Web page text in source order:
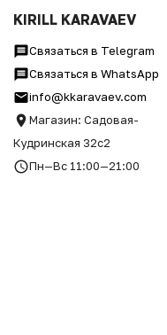
KIRILL KARAVAEV
Связаться в Telegram
Связаться в WhatsApp
info@kkaravaev.com
Магазин: Садовая-
Кудринская 32с2
Пн—Вс 11:00—21:00